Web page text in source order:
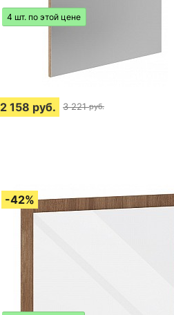
4 шт. по этой цене
2 158 руб. 3 221 руб.